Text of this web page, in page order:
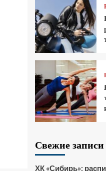
Свежие записи
ХК «Сибирь»: